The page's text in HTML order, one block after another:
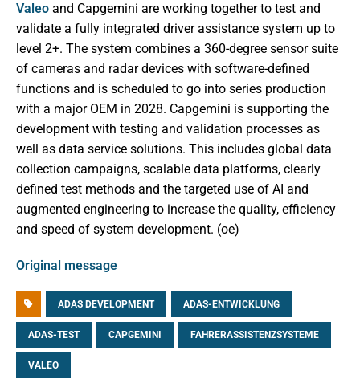
Valeo and Capgemini are working together to test and
validate a fully integrated driver assistance system up to
level 2+. The system combines a 360-degree sensor suite
of cameras and radar devices with software-defined
functions and is scheduled to go into series production
with a major OEM in 2028. Capgemini is supporting the
development with testing and validation processes as
well as data service solutions. This includes global data
collection campaigns, scalable data platforms, clearly
defined test methods and the targeted use of AI and
augmented engineering to increase the quality, efficiency
and speed of system development. (oe)
Original message
ADAS DEVELOPMENT ADAS-ENTWICKLUNG
ADAS-TEST CAPGEMINI FAHRERASSISTENZSYSTEME
VALEO